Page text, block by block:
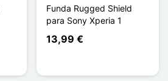
Funda Rugged Shield
para Sony Xperia 1
13,99 €